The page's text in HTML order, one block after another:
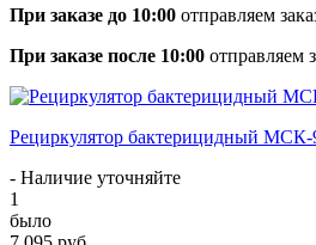
При заказе до 10:00 отправляем
При заказе после 10:00 отправляем
Рециркулятор бактерицидный МСК-
- Наличие уточняйте
1
было